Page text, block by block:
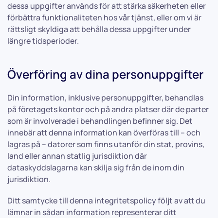
dessa uppgifter används för att stärka säkerheten eller
förbättra funktionaliteten hos vår tjänst, eller om vi är
rättsligt skyldiga att behålla dessa uppgifter under
längre tidsperioder.
Överföring av dina personuppgifter
Din information, inklusive personuppgifter, behandlas
på företagets kontor och på andra platser där de parter
som är involverade i behandlingen befinner sig. Det
innebär att denna information kan överföras till – och
lagras på – datorer som finns utanför din stat, provins,
land eller annan statlig jurisdiktion där
dataskyddslagarna kan skilja sig från de inom din
jurisdiktion.
Ditt samtycke till denna integritetspolicy följt av att du
lämnar in sådan information representerar ditt